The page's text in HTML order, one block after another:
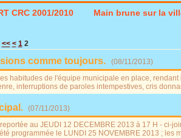
CRC 2001/2010 Main brune sur la
<< < 1 2
comme toujours. (08/11/2013)
habitudes de l'équipe municipale en place,
interruptions de paroles intempestives, cris
(07/11/2013)
au JEUDI 12 DECEMBRE 2013 à 17 H - ci-
programmée le LUNDI 25 NOVEMBRE 2013 ; les